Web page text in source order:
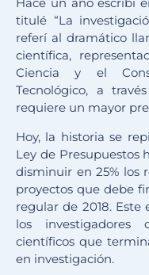
titulé “La
referí al dramático
científica,
Ciencia y el
Tecnológico, a
requiere un mayor
Hoy, la historia se
Ley de Presupuestos
disminuir en 25% los
proyectos que debe
regular de 2018.
los
científicos que
en investigación.